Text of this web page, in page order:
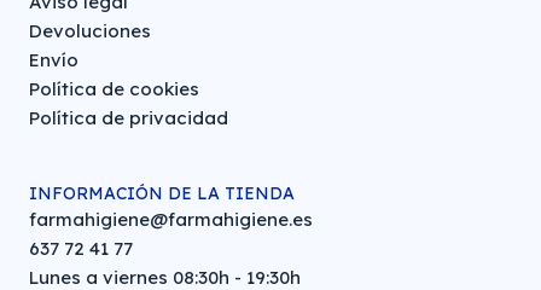
Devoluciones
Envío
Política de cookies
Política de privacidad
INFORMACIÓN DE LA TIENDA
farmahigiene@farmahigiene.es
637 72 41 77
Lunes a viernes 08:30h - 19:30h